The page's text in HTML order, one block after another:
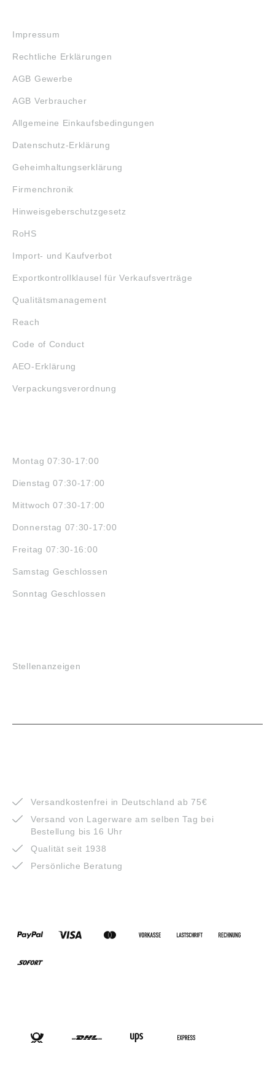
Impressum
Rechtliche Erklärungen
AGB Gewerbe
AGB Verbraucher
Allgemeine Einkaufsbedingungen
Datenschutz-Erklärung
Geheimhaltungserklärung
Firmenchronik
Hinweisgeberschutzgesetz
RoHS
Import- und Kaufverbot
Exportkontrollklausel für Verkaufsverträge
Qualitätsmanagement
Reach
Code of Conduct
AEO-Erklärung
Verpackungsverordnung
Montag 07:30-17:00
Dienstag 07:30-17:00
Mittwoch 07:30-17:00
Donnerstag 07:30-17:00
Freitag 07:30-16:00
Samstag Geschlossen
Sonntag Geschlossen
Stellenanzeigen
Versandkostenfrei in Deutschland ab 75€
Versand von Lagerware am selben Tag bei
Bestellung bis 16 Uhr
Qualität seit 1938
Persönliche Beratung